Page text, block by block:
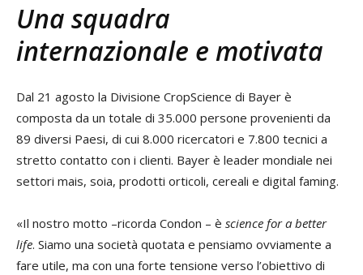
Una squadra
internazionale e motivata
Dal 21 agosto la Divisione CropScience di Bayer è
composta da un totale di 35.000 persone provenienti da
89 diversi Paesi, di cui 8.000 ricercatori e 7.800 tecnici a
stretto contatto con i clienti. Bayer è leader mondiale nei
settori mais, soia, prodotti orticoli, cereali e digital faming.
«Il nostro motto –ricorda Condon – è science for a better
life. Siamo una società quotata e pensiamo ovviamente a
fare utile, ma con una forte tensione verso l’obiettivo di